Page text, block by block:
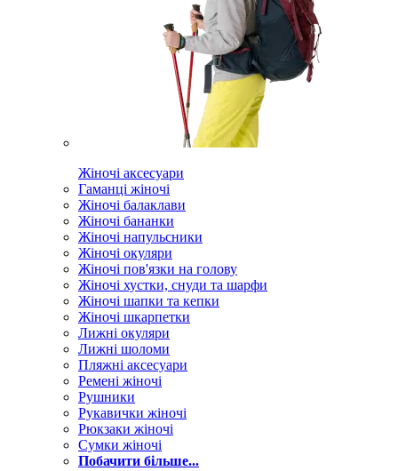
Жіночі аксесуари
Гаманці жіночі
Жіночі балаклави
Жіночі бананки
Жіночі напульсники
Жіночі окуляри
Жіночі пов'язки на голову
Жіночі хустки, снуди та шарфи
Жіночі шапки та кепки
Жіночі шкарпетки
Лижні окуляри
Лижні шоломи
Пляжні аксесуари
Ремені жіночі
Рушники
Рукавички жіночі
Рюкзаки жіночі
Сумки жіночі
Побачити більше...